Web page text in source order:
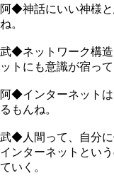
阿◆神話にいい神様
ね。
武◆ネットワーク構
ットにも意識が宿って
阿◆インターネット
るもんね。
武◆人間って、自分に
インターネットとい
ていく。